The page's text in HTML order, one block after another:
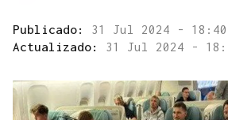
Publicado: 31 Jul 2024 - 18:40
Actualizado: 31 Jul 2024 -